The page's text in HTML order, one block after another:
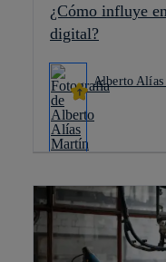
¿Cómo influye
digital?
Alberto